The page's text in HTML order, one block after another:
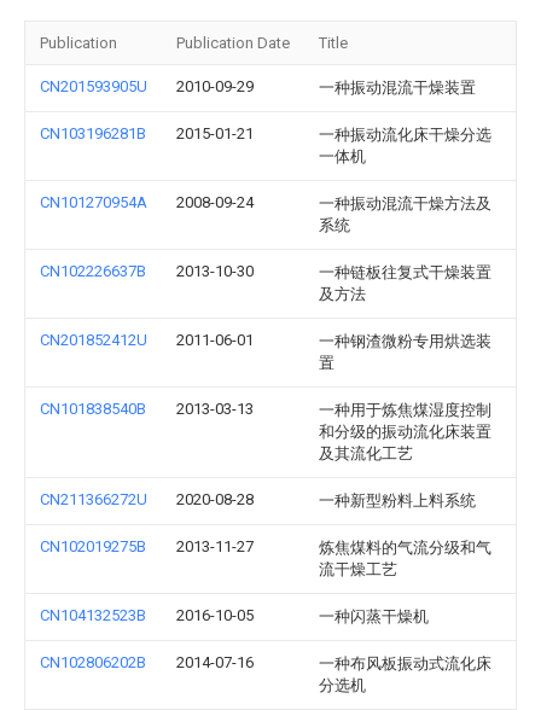
Publication Publication Date Title
CN201593905U 2010-09-29 一种振动混流干燥装置
CN103196281B 2015-01-21
一种振动流化床干燥分选
一体机
CN101270954A 2008-09-24
一种振动混流干燥方法及
系统
CN102226637B 2013-10-30
一种链板往复式干燥装置
及方法
CN201852412U 2011-06-01
一种钢渣微粉专用烘选装
置
CN101838540B 2013-03-13
一种用于炼焦煤湿度控制
和分级的振动流化床装置
及其流化工艺
CN211366272U 2020-08-28 一种新型粉料上料系统
CN102019275B 2013-11-27
炼焦煤料的气流分级和气
流干燥工艺
CN104132523B 2016-10-05 一种闪蒸干燥机
CN102806202B 2014-07-16
一种布风板振动式流化床
分选机